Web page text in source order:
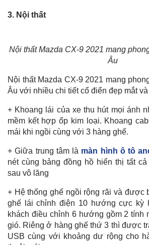
3. Nội thất
Nội thất Mazda CX-9 2021 mang
Âu
Nội thất Mazda CX-9 2021 mang
Âu với nhiều chi tiết cổ điển đẹp mắt
+ Khoang lái của xe thu hút mọi ánh
mềm kết hợp ốp kim loại. Khoang
mái khi ngồi cùng với 3 hàng ghế.
+ Giữa trung tâm là màn hình ô tô
nét cùng bảng đồng hồ hiển thị tất
sau vô lăng
+ Hệ thống ghế ngồi rộng rãi và được
ghế lái chỉnh điện 10 hướng cực kỳ
khách điều chỉnh 6 hướng gồm 2 tính
gió. Riêng ở hàng ghế thứ 3 thì được
USB cùng với khoảng dư rộng cho